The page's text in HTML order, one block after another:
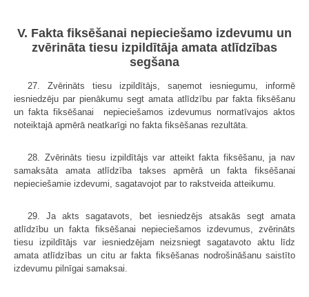
V. Fakta fiksēšanai nepieciešamo izdevumu un
zvērināta tiesu izpildītāja amata atlīdzības
segšana
27. Zvērināts tiesu izpildītājs, saņemot iesniegumu, informē
iesniedzēju par pienākumu segt amata atlīdzību par fakta fiksēšanu
un fakta fiksēšanai nepieciešamos izdevumus normatīvajos aktos
noteiktajā apmērā neatkarīgi no fakta fiksēšanas rezultāta.
28. Zvērināts tiesu izpildītājs var atteikt fakta fiksēšanu, ja nav
samaksāta amata atlīdzība takses apmērā un fakta fiksēšanai
nepieciešamie izdevumi, sagatavojot par to rakstveida atteikumu.
29. Ja akts sagatavots, bet iesniedzējs atsakās segt amata
atlīdzību un fakta fiksēšanai nepieciešamos izdevumus, zvērināts
tiesu izpildītājs var iesniedzējam neizsniegt sagatavoto aktu līdz
amata atlīdzības un citu ar fakta fiksēšanas nodrošināšanu saistīto
izdevumu pilnīgai samaksai.